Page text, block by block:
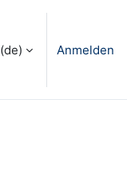
Anmelden